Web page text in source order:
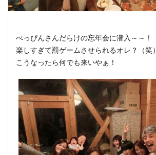
べっぴんさんだらけの忘年会に潜入～～！
楽しすぎて罰ゲームさせられるオレ？（笑）
こうなったら何でも来いやぁ！